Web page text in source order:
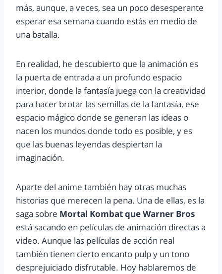
más, aunque, a veces, sea un poco desesperante
esperar esa semana cuando estás en medio de
una batalla.
En realidad, he descubierto que la animación es
la puerta de entrada a un profundo espacio
interior, donde la fantasía juega con la creatividad
para hacer brotar las semillas de la fantasía, ese
espacio mágico donde se generan las ideas o
nacen los mundos donde todo es posible, y es
que las buenas leyendas despiertan la
imaginación.
Aparte del anime también hay otras muchas
historias que merecen la pena. Una de ellas, es la
saga sobre Mortal Kombat que Warner Bros
está sacando en películas de animación directas a
video. Aunque las películas de acción real
también tienen cierto encanto pulp y un tono
desprejuiciado disfrutable. Hoy hablaremos de